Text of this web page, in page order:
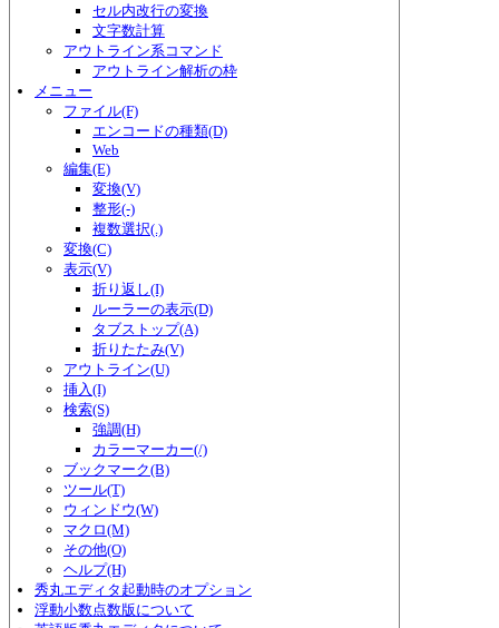
セル内改行の変換
文字数計算
アウトライン系コマンド
アウトライン解析の枠
メニュー
ファイル(F)
エンコードの種類(D)
Web
編集(E)
変換(V)
整形(-)
複数選択(.)
変換(C)
表示(V)
折り返し(I)
ルーラーの表示(D)
タブストップ(A)
折りたたみ(V)
アウトライン(U)
挿入(I)
検索(S)
強調(H)
カラーマーカー(/)
ブックマーク(B)
ツール(T)
ウィンドウ(W)
マクロ(M)
その他(O)
ヘルプ(H)
秀丸エディタ起動時のオプション
浮動小数点数版について